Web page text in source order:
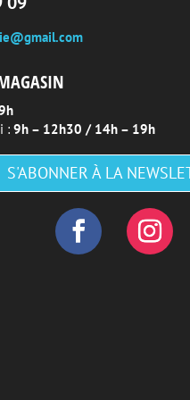
: 9h – 12h30 / 14h – 19h
S'ABONNER À LA